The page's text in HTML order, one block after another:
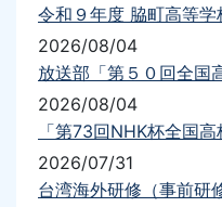
令和９年度 脇町高等学
2026/08/04
2026/08/04
2026/07/31
台湾海外研修（事前研